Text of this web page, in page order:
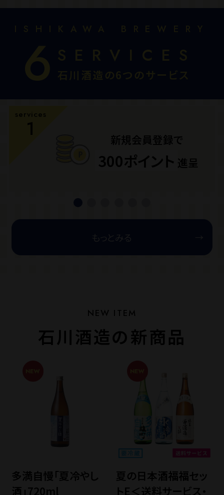
services
1 新規会員登録で
300ポイント 進呈
石川酒造の新商品
多満自慢「夏冷やし
酒」720ml
夏の日本酒福福セッ
トE＜送料サービス・